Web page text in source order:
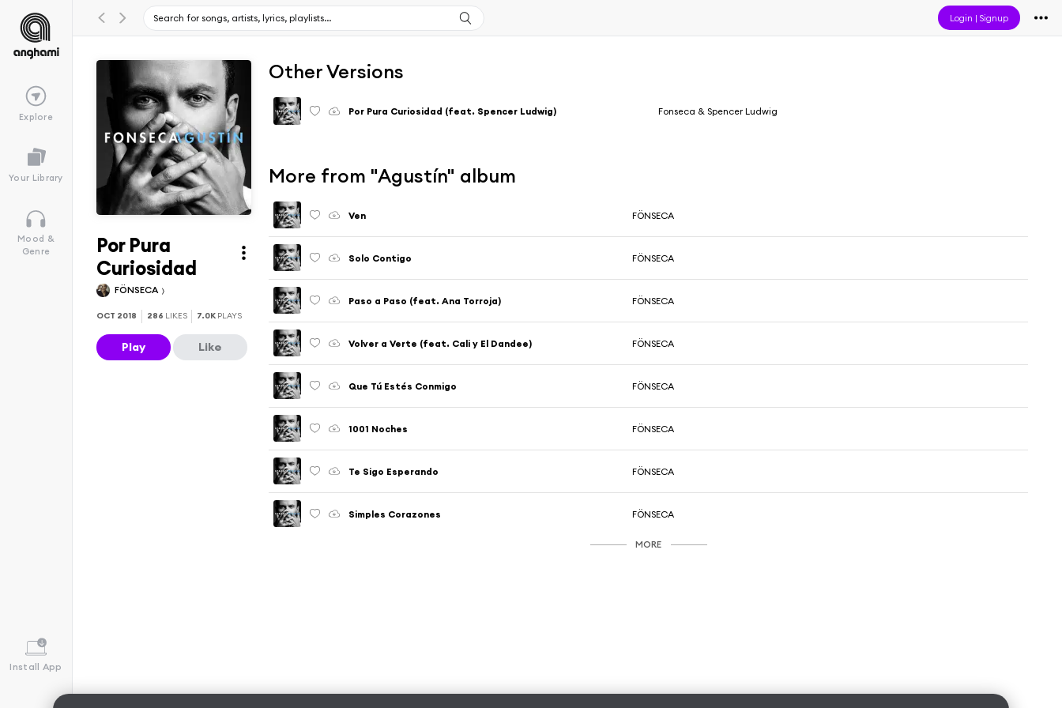
Login |Signup
Explore
Your Library
Mood &
Genre
Install App
Por Pura
Curiosidad
FÖNSECA
OCT 2018 286 LIKES 7.0K PLAYS
Play Like
Other Versions
Por Pura Curiosidad (feat. Spencer Ludwig) Fonseca & Spencer Ludwig
More from "Agustín" album
Ven FÖNSECA
Solo Contigo FÖNSECA
Paso a Paso (feat. Ana Torroja) FÖNSECA
Volver a Verte (feat. Cali y El Dandee) FÖNSECA
Que Tú Estés Conmigo FÖNSECA
1001 Noches FÖNSECA
Te Sigo Esperando FÖNSECA
Simples Corazones FÖNSECA
MORE